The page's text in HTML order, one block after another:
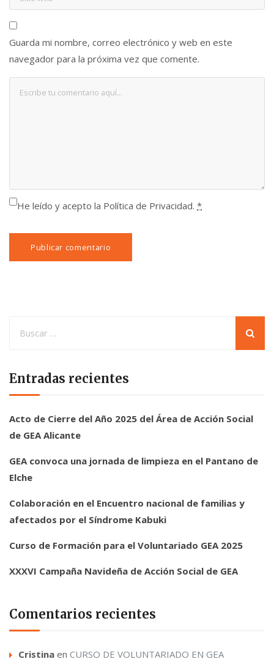
Guarda mi nombre, correo electrónico y web en este
navegador para la próxima vez que comente.
He leído y acepto la Política de Privacidad. *
Entradas recientes
Acto de Cierre del Año 2025 del Área de Acción Social
de GEA Alicante
GEA convoca una jornada de limpieza en el Pantano de
Elche
Colaboración en el Encuentro nacional de familias y
afectados por el Síndrome Kabuki
Curso de Formación para el Voluntariado GEA 2025
XXXVI Campaña Navideña de Acción Social de GEA
Comentarios recientes
Cristina en CURSO DE VOLUNTARIADO EN GEA